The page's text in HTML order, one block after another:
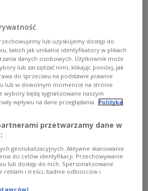
malarstwo.
i zbiorów prywatnych,
szerokiej publiczności.
Podwójna jednorodność" - to
w Kordegardzie, Galerii
Kultury w Warszawie. Wystawa
artysty z lat 1929-1951, w tym jego
malarskie.
także awangarda
lub uzyskujemy dostęp do
takich jak unikalne identyfikatory w plikach
danych osobowych. Użytkownik może
lub zarządzać nimi, klikając poniżej, jak
do sprzeciwu na podstawie prawnie
lub w dowolnym momencie na stronie
wybory będą sygnalizowane naszym
wpływu na dane przeglądania.
Polityka
przetwarzamy dane w
geolokalizacyjnych. Aktywne skanowanie
do celów identyfikacji. Przechowywanie
lub dostęp do nich. Spersonalizowane
reklam i treści, badnie odbiorców i